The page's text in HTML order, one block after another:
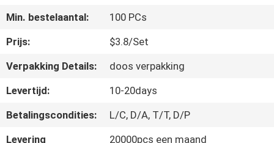
VERZOEK
OM
EEN
CITAAT
Min. bestelaantal:
100 PCs
Prijs:
$3.8/Set
Verpakking Details:
doos verpakking
Levertijd:
10-20days
Betalingscondities:
L/C, D/A, T/T, D/P
Levering
20000pcs een maand